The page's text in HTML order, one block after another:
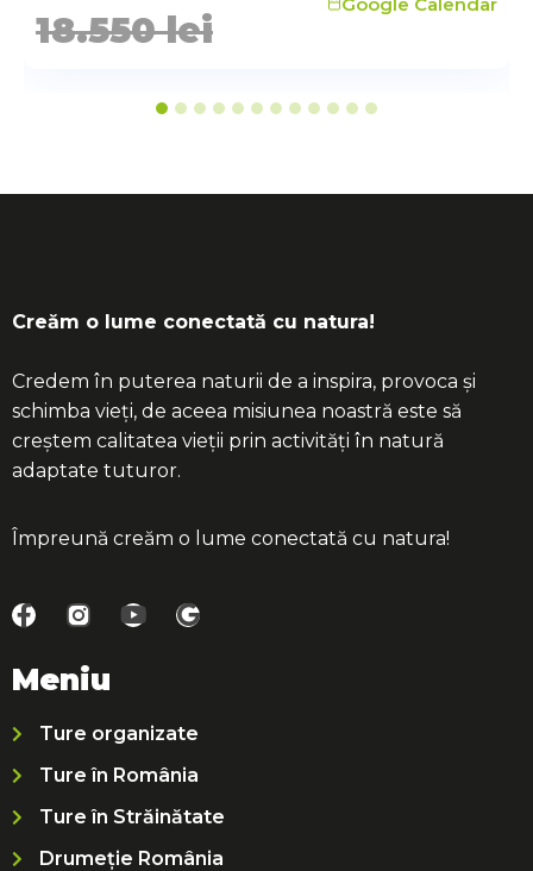
18.550lei
Creăm o lume conectată cu natura!
Credem în puterea naturii de a inspira, provoca și
schimba vieți, de aceea misiunea noastră este să
creștem calitatea vieții prin activități în natură
adaptate tuturor.
Împreună creăm o lume conectată cu natura!
Meniu
Ture organizate
Ture în România
Ture în Străinătate
Drumeție România